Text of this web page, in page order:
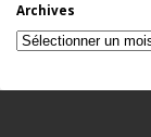
Archives
Archives